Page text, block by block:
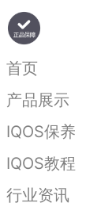
首页
产品展示
IQOS保养
IQOS教程
行业资讯